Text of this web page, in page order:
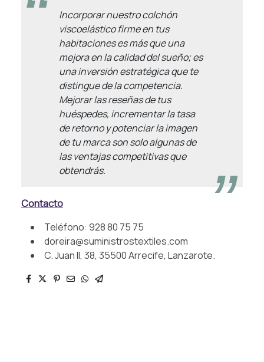
Incorporar nuestro colchón
viscoelástico firme en tus
habitaciones es más que una
mejora en la calidad del sueño; es
una inversión estratégica que te
distingue de la competencia.
Mejorar las reseñas de tus
huéspedes, incrementar la tasa
de retorno y potenciar la imagen
de tu marca son solo algunas de
las ventajas competitivas que
obtendrás.
Contacto
Teléfono: 928 80 75 75
doreira@suministrostextiles.com
C. Juan II, 38, 35500 Arrecife, Lanzarote.